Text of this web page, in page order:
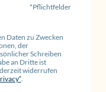
*Pflichtfelder
Daten zu Zwecken
der
Schreiben
an Dritte ist
widerrufen
.